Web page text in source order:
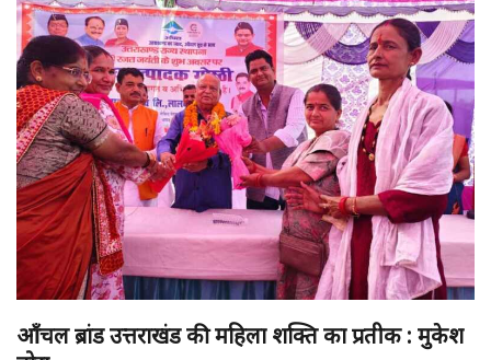
आँचल ब्रांड उत्तराखंड की महिला शक्ति का प्रतीक : मुकेश